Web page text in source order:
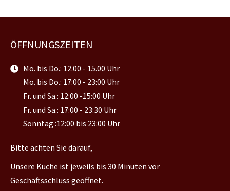
ÖFFNUNGSZEITEN
Mo. bis Do.: 12.00 - 15.00 Uhr
Mo. bis Do.: 17:00 - 23:00 Uhr
Fr. und Sa.: 12:00 -15:00 Uhr
Fr. und Sa.: 17:00 - 23:30 Uhr
Sonntag :12:00 bis 23:00 Uhr
Bitte achten Sie darauf,
Unsere Küche ist jeweils bis 30 Minuten vor
Geschäftsschluss geöffnet.